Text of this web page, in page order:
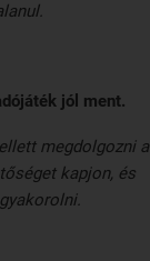
jól ment.
megdolgozni a
kapjon, és